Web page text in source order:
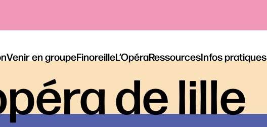
Venir en groupeFinoreilleL’OpéraRessourcesInfos pratiques
de lille